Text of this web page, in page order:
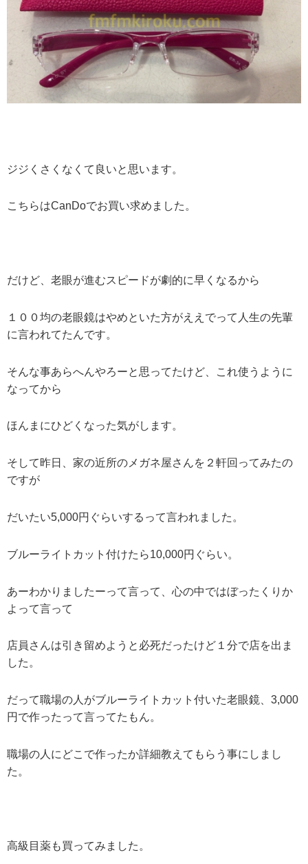
ジジくさくなくて良いと思います。
こちらはCanDoでお買い求めました。
だけど、老眼が進むスピードが劇的に早くなるから
１００均の老眼鏡はやめといた方がええでって人生の先輩
に言われてたんです。
そんな事あらへんやろーと思ってたけど、これ使うように
なってから
ほんまにひどくなった気がします。
そして昨日、家の近所のメガネ屋さんを２軒回ってみたの
ですが
だいたい5,000円ぐらいするって言われました。
ブルーライトカット付けたら10,000円ぐらい。
あーわかりましたーって言って、心の中ではぼったくりか
よって言って
店員さんは引き留めようと必死だったけど１分で店を出ま
した。
だって職場の人がブルーライトカット付いた老眼鏡、3,000
円で作ったって言ってたもん。
職場の人にどこで作ったか詳細教えてもらう事にしまし
た。
高級目薬も買ってみました。